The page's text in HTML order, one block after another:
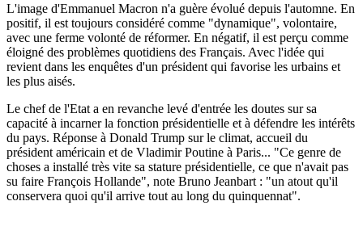
L'image d'Emmanuel Macron n'a guère évolué depuis l'automne. En
positif, il est toujours considéré comme "dynamique", volontaire,
avec une ferme volonté de réformer. En négatif, il est perçu comme
éloigné des problèmes quotidiens des Français. Avec l'idée qui
revient dans les enquêtes d'un président qui favorise les urbains et
les plus aisés.
Le chef de l'Etat a en revanche levé d'entrée les doutes sur sa
capacité à incarner la fonction présidentielle et à défendre les intérêts
du pays. Réponse à Donald Trump sur le climat, accueil du
président américain et de Vladimir Poutine à Paris... "Ce genre de
choses a installé très vite sa stature présidentielle, ce que n'avait pas
su faire François Hollande", note Bruno Jeanbart : "un atout qu'il
conservera quoi qu'il arrive tout au long du quinquennat".